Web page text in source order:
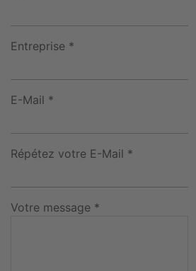
Entreprise *
E-Mail *
Répétez votre E-Mail *
Votre message *